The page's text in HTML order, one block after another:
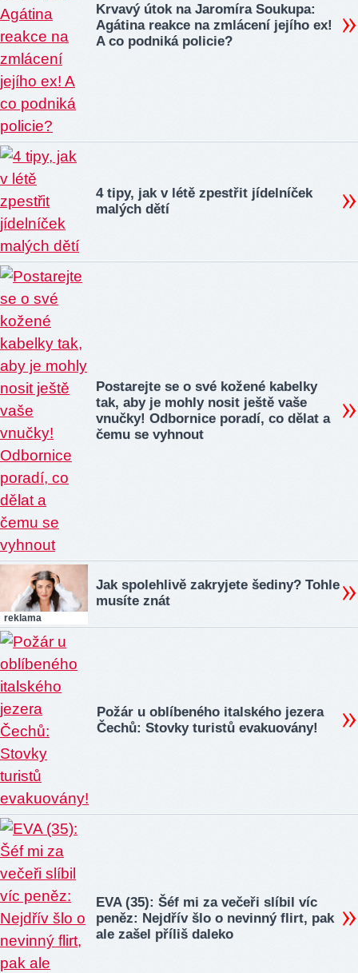
Krvavý útok na Jaromíra Soukupa:
Agátina reakce na zmlácení jejího ex!
A co podniká policie?
4 tipy, jak v létě zpestřit jídelníček
malých dětí
Postarejte se o své kožené kabelky
tak, aby je mohly nosit ještě vaše
vnučky! Odbornice poradí, co dělat a
čemu se vyhnout
reklama
Jak spolehlivě zakryjete šediny? Tohle
musíte znát
Požár u oblíbeného italského jezera
Čechů: Stovky turistů evakuovány!
EVA (35): Šéf mi za večeři slíbil víc
peněz: Nejdřív šlo o nevinný flirt, pak
ale zašel příliš daleko